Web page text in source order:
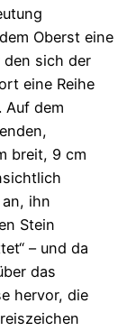
Oberst eine
den sich der
eine Reihe
Auf dem
breit, 9 cm
ihn
Stein
– und da
das
hervor, die